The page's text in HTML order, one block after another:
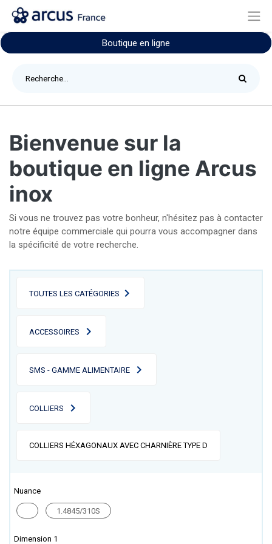
Boutique en ligne
Bienvenue sur la
boutique en ligne Arcus
inox
Si vous ne trouvez pas votre bonheur, n'hésitez pas à contacter
notre équipe commerciale qui pourra vous accompagner dans
la spécificité de votre recherche.
TOUTES LES CATÉGORIES
ACCESSOIRES
SMS - GAMME ALIMENTAIRE
COLLIERS
COLLIERS HÉXAGONAUX AVEC CHARNIÈRE TYPE D
Nuance
1.4845/310S
Dimension 1